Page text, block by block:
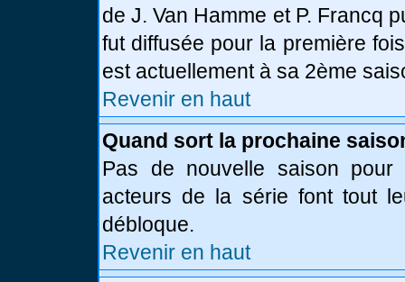
de J. Van Hamme et P. Francq
fut diffusée pour la première
est actuellement à sa 2ème
Revenir en haut
Quand sort la prochaine
Pas de nouvelle saison pour
acteurs de la série font tout
débloque.
Revenir en haut